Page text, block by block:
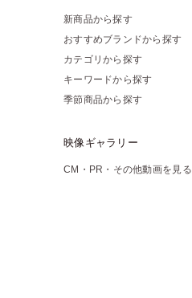
新商品から探す
おすすめブランドから探す
カテゴリから探す
キーワードから探す
季節商品から探す
映像ギャラリー
CM・PR・その他動画を見る